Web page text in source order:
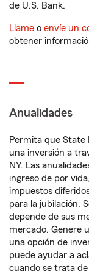
de U.S. Bank.
Llame o envíe un
obtener
Anualidades
Permita que State
una inversión a
NY. Las
ingreso de por
impuestos
para la jubilación.
depende de sus
mercado. Genere
una opción de
puede ayudar a
cuando se trata de